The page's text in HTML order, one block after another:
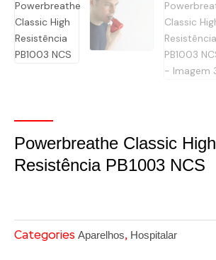
Powerbreathe Classic High
Resistência PB1003 NCS
Categories Aparelhos, Hospitalar